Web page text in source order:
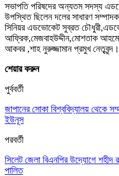
সভাপতি পরিষদের অন্যতম সদস্য
উপস্থিত ছিলেন দলের সাধারণ
সিনিয়র এডভোকেট সুব্রত
আফ্রিক,মেজবাহউদ্দীন,মোশতাক
আকবর ,শাহ নুরুজ্জামান প্রমুখ নেতৃবৃন্দ।
শেয়ার করুন
পুর্ববর্তী
জাপানের সোকা বিশ্ববিদ্যালয় থেকে
ইউনূস
পরবর্তী
সিলেট জেলা বিএনপির উদ্যোগে শহীদ
পালিত